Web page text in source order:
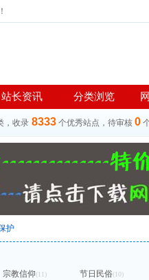
站长资讯 分类浏览
，收录 8333 个优秀站点，待审核 0
护
宗教信仰(11) 节日民俗(10)